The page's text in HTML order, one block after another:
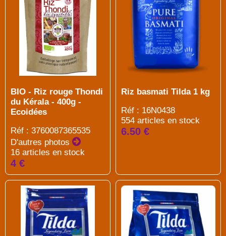
BIO - Riz rouge Thondi
du Kérala - 400g -
Ecoidées
Réf : 3760087365535
D'autres photos
16 articles en stock
4 €
Riz basmati Tilda 1 kg
Réf : 16N0438
554 articles en stock
6.50 €